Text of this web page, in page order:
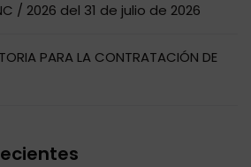
/ 2026 del 31 de julio de 2026
PARA LA CONTRATACIÓN DE